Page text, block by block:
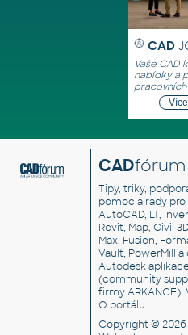
CAD
Vaše CAD
nabídky a
CADfórum
Tipy, triky,
pomoc a rady pro
AutoCAD, LT,
Revit, Map, Civil
Max, Fusion,
Vault, PowerMill a
Autodesk
(community
firmy ARKANCE).
O portálu.
Copyright © 2026